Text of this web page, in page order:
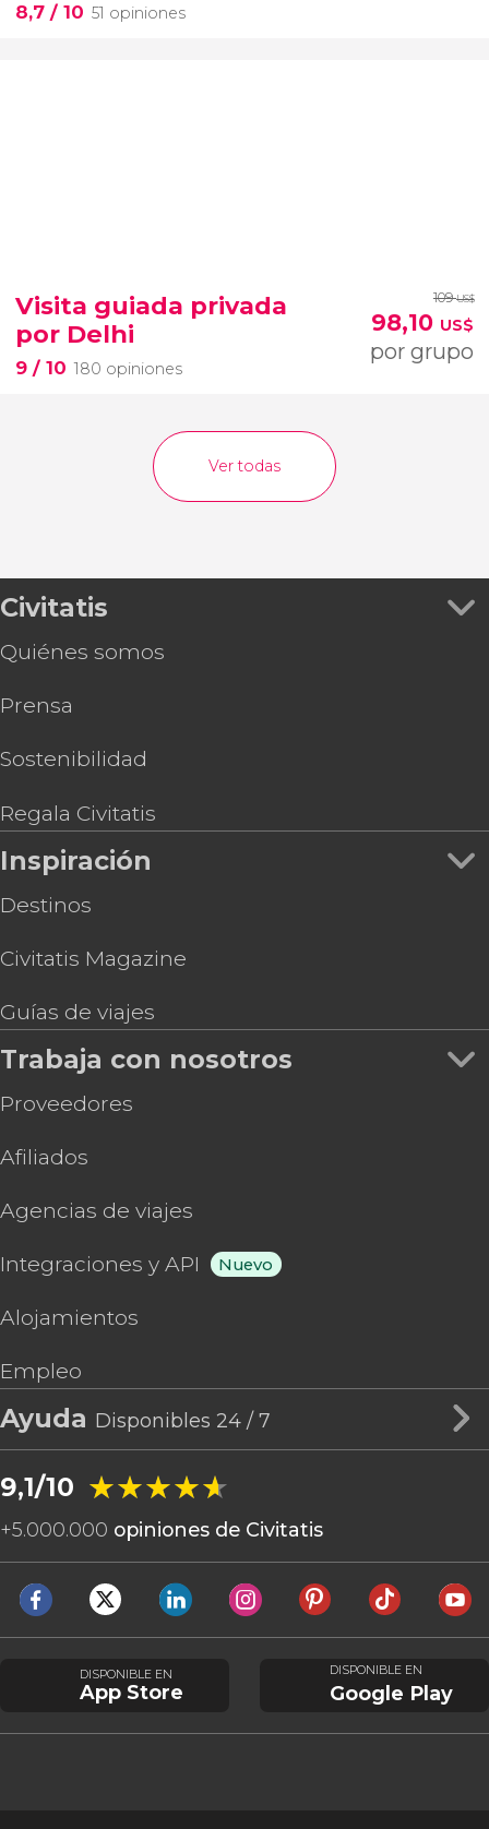
8,7 / 10 51 opiniones
Visita guiada privada
por Delhi
9 / 10 180 opiniones
109US$
98,10 US$
por grupo
Ver todas
Civitatis
Quiénes somos
Prensa
Sostenibilidad
Regala Civitatis
Inspiración
Destinos
Civitatis Magazine
Guías de viajes
Trabaja con nosotros
Proveedores
Afiliados
Agencias de viajes
Integraciones y API Nuevo
Alojamientos
Empleo
Ayuda Disponibles 24 / 7
9,1/10 ★★★★★
★★★★★
+5.000.000 opiniones de Civitatis
DISPONIBLE EN
App Store
DISPONIBLE EN
Google Play